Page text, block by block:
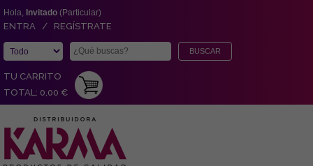
Hola, Invitado (Particular)
ENTRA / REGÍSTRATE
TU CARRITO
TOTAL: 0,00 €